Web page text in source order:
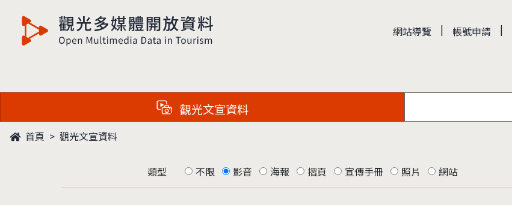
觀光多媒體開放資料 網站導覽 | 帳號申請 |
觀光文宣資料
首頁 觀光文宣資料
類型 不限 影音 海報 摺頁 宣傳手冊 照片 網站